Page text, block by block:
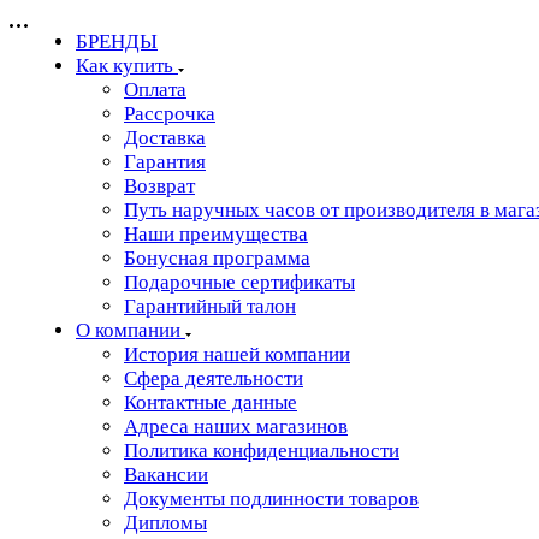
БРЕНДЫ
Как купить
Оплата
Рассрочка
Доставка
Гарантия
Возврат
Путь наручных часов от производителя в
Наши преимущества
Бонусная программа
Подарочные сертификаты
Гарантийный талон
О компании
История нашей компании
Сфера деятельности
Контактные данные
Адреса наших магазинов
Политика конфиденциальности
Вакансии
Документы подлинности товаров
Дипломы